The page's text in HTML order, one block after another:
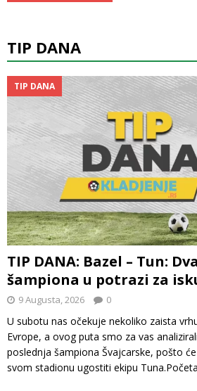
TIP DANA
TIP DANA
TIP DANA: Bazel – Tun:
šampiona u potrazi za
9 Augusta, 2026 0
U subotu nas očekuje nekoliko zaista
Evrope, a ovog puta smo za vas
poslednja šampiona Švajcarske, pošto
svom stadionu ugostiti ekipu